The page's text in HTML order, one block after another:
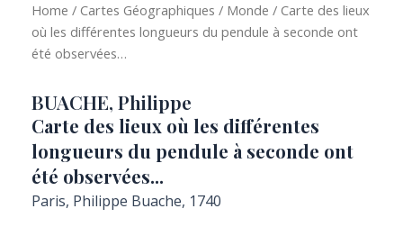
Home / Cartes Géographiques / Monde / Carte des lieux
où les différentes longueurs du pendule à seconde ont
été observées…
BUACHE, Philippe
Carte des lieux où les différentes
longueurs du pendule à seconde ont
été observées...
Paris, Philippe Buache, 1740